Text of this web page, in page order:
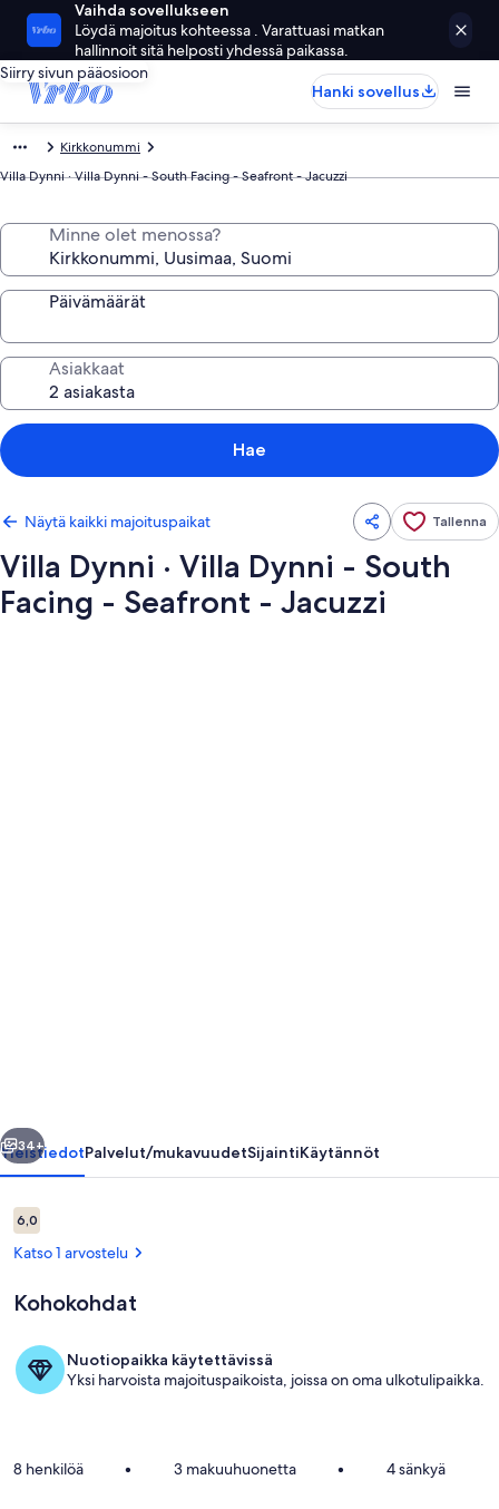
Vaihda sovellukseen
Löydä majoitus kohteessa . Varattuasi matkan
hallinnoit sitä helposti yhdessä paikassa.
Siirry sivun pääosioon
Hanki sovellus
Kirkkonummi
Villa Dynni · Villa Dynni - South Facing - Seafront - Jacuzzi
Minne olet menossa?
Päivämäärät
Asiakkaat
Hae
Näytä kaikki majoituspaikat Tallenna
Villa Dynni · Villa Dynni - South
Facing - Seafront - Jacuzzi
Facing
-
Seafront
valokuvagalleria
Terassi/patio
Seuraava
34+
YleistiedotPalvelut/mukavuudetSijaintiKäytännöt
Arvostelut
6,06,0 kautta 10.
Katso 1 arvostelu
Kohokohdat
Nuotiopaikka käytettävissä
Yksi harvoista majoituspaikoista, joissa on oma ulkotulipaikka.
8 henkilöä • 3 makuuhuonetta • 4 sänkyä